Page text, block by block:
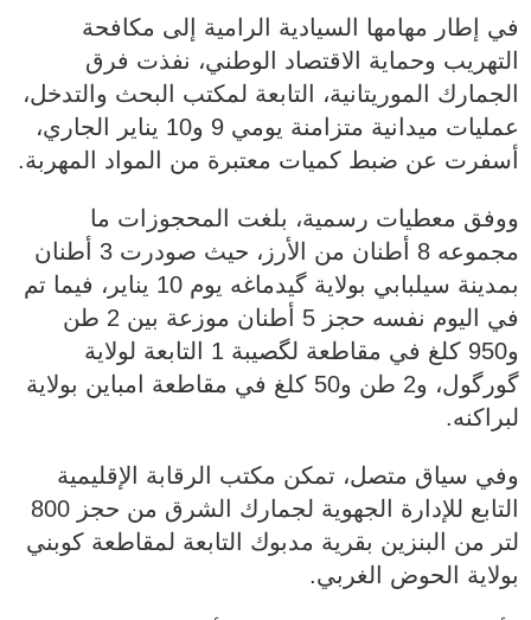
في إطار مهامها السيادية الرامية إلى مكافحة
التهريب وحماية الاقتصاد الوطني، نفذت فرق
الجمارك الموريتانية، التابعة لمكتب البحث والتدخل،
عمليات ميدانية متزامنة يومي 9 و10 يناير الجاري،
أسفرت عن ضبط كميات معتبرة من المواد المهربة.
ووفق معطيات رسمية، بلغت المحجوزات ما
مجموعه 8 أطنان من الأرز، حيث صودرت 3 أطنان
بمدينة سيلبابي بولاية گيدماغه يوم 10 يناير، فيما تم
في اليوم نفسه حجز 5 أطنان موزعة بين 2 طن
و950 كلغ في مقاطعة لگصيبة 1 التابعة لولاية
گورگول، و2 طن و50 كلغ في مقاطعة امباين بولاية
لبراكنه.
وفي سياق متصل، تمكن مكتب الرقابة الإقليمية
التابع للإدارة الجهوية لجمارك الشرق من حجز 800
لتر من البنزين بقرية مدبوك التابعة لمقاطعة كوبني
بولاية الحوض الغربي.